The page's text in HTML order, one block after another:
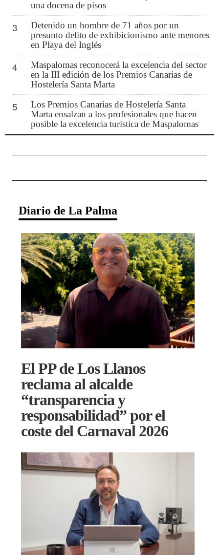
una docena de pisos
3
Detenido un hombre de 71 años por un
presunto delito de exhibicionismo ante menores
en Playa del Inglés
4
Maspalomas reconocerá la excelencia del sector
en la III edición de los Premios Canarias de
Hostelería Santa Marta
5
Los Premios Canarias de Hostelería Santa
Marta ensalzan a los profesionales que hacen
posible la excelencia turística de Maspalomas
Diario de La Palma
El PP de Los Llanos
reclama al alcalde
“transparencia y
responsabilidad” por el
coste del Carnaval 2026